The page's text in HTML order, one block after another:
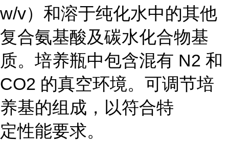
w/v）和溶于纯化水中的其他
复合氨基酸及碳水化合物基
质。培养瓶中包含混有 N2 和
CO2 的真空环境。可调节培
养基的组成，以符合特
定性能要求。